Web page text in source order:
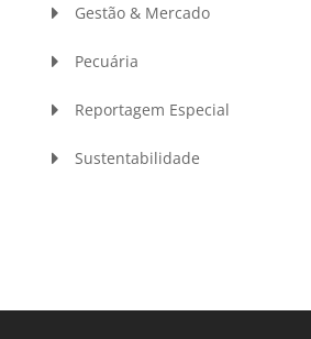
Gestão & Mercado
Pecuária
Reportagem Especial
Sustentabilidade